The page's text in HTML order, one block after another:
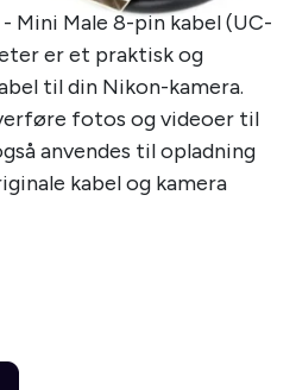
- Mini Male 8-pin kabel (UC-
er et praktisk og
til din Nikon-kamera.
fotos og videoer til
anvendes til opladning
kabel og kamera